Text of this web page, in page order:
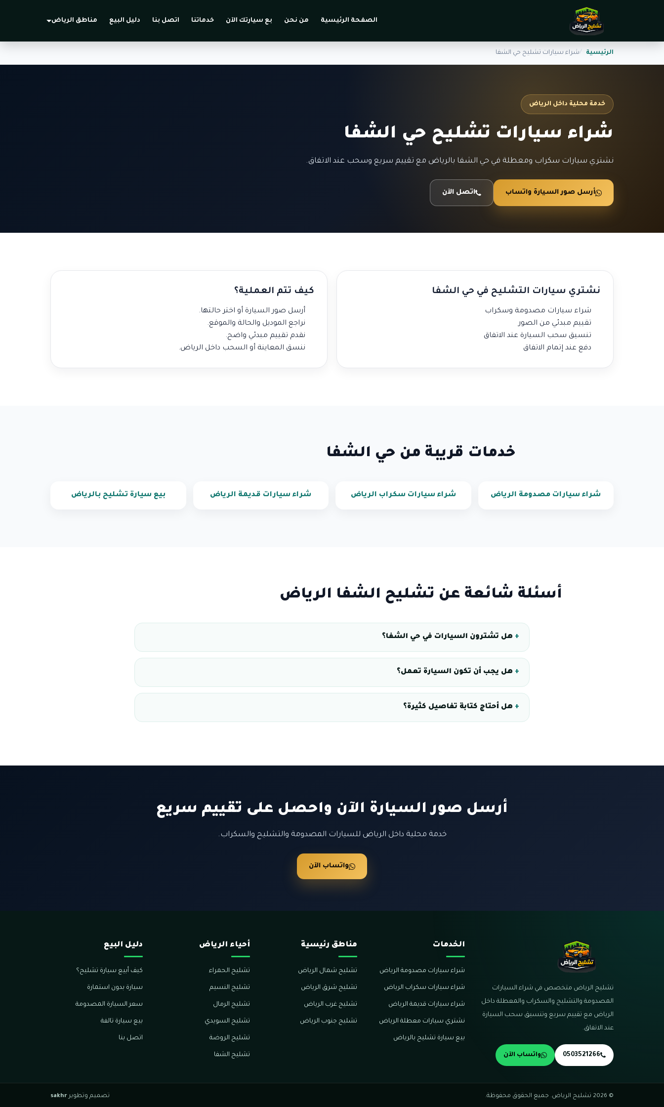
الصفحة الرئيسية من نحن بع سيارتك الآن خدماتنا اتصل بنا دليل البيع مناطق الرياض
الرئيسية شراء سيارات تشليح حي الشفا
خدمة محلية داخل الرياض
شراء سيارات تشليح حي الشفا
نشتري سيارات سكراب ومعطلة في حي الشفا بالرياض مع تقييم سريع وسحب عند الاتفاق.
أرسل صور السيارة واتساب اتصل الآن
نشتري سيارات التشليح في حي الشفا
شراء سيارات مصدومة وسكراب
تقييم مبدئي من الصور
تنسيق سحب السيارة عند الاتفاق
دفع عند إتمام الاتفاق
كيف تتم العملية؟
أرسل صور السيارة أو اختر حالتها.
نراجع الموديل والحالة والموقع.
نقدم تقييم مبدئي واضح.
ننسق المعاينة أو السحب داخل الرياض.
خدمات قريبة من حي الشفا
شراء سيارات مصدومة الرياض شراء سيارات سكراب الرياض شراء سيارات قديمة الرياض بيع سيارة تشليح بالرياض
أسئلة شائعة عن تشليح الشفا الرياض
هل تشترون السيارات في حي الشفا؟
هل يجب أن تكون السيارة تعمل؟
هل أحتاج كتابة تفاصيل كثيرة؟
أرسل صور السيارة الآن واحصل على تقييم سريع
خدمة محلية داخل الرياض للسيارات المصدومة والتشليح والسكراب.
واتساب الآن
تشليح الرياض متخصص في شراء السيارات
المصدومة والتشليح والسكراب والمعطلة داخل
الرياض مع تقييم سريع وتنسيق سحب السيارة
عند الاتفاق.
0503521266 واتساب الآن
الخدمات
شراء سيارات مصدومة الرياض
شراء سيارات سكراب الرياض
شراء سيارات قديمة الرياض
نشتري سيارات معطلة الرياض
بيع سيارة تشليح بالرياض
مناطق رئيسية
تشليح شمال الرياض
تشليح شرق الرياض
تشليح غرب الرياض
تشليح جنوب الرياض
أحياء الرياض
تشليح الحمراء
تشليح النسيم
تشليح الرمال
تشليح السويدي
تشليح الروضة
تشليح الشفا
دليل البيع
كيف أبيع سيارة تشليح؟
سيارة بدون استمارة
سعر السيارة المصدومة
بيع سيارة تالفة
اتصل بنا
© 2026 تشليح الرياض. جميع الحقوق محفوظة. تصميم وتطوير sakhr